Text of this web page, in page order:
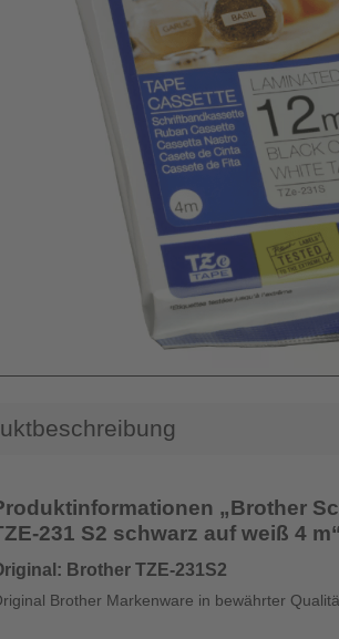
„Brother
231 S2 schwarz auf weiß 4 m“
Brother TZE-231S2
Brother Markenware in bewährter